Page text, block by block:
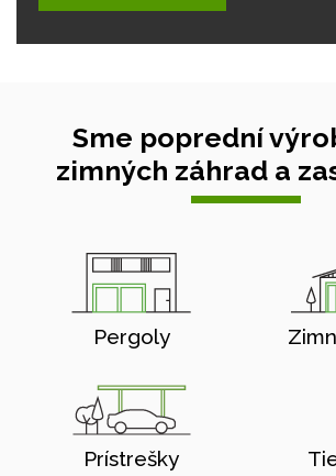
Sme poprední
zimných záhrad a
Pergoly
Prístrešky